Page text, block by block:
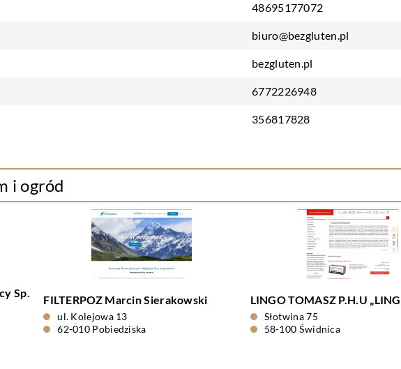
48695177072
biuro@bezgluten.pl
bezgluten.pl
6772226948
356817828
i ogród
Sp.
FILTERPOZ Marcin Sierakowski
ul. Kolejowa 13
62-010 Pobiedziska
LINGO TOMASZ P.H.U
Słotwina 75
58-100 Świdnica